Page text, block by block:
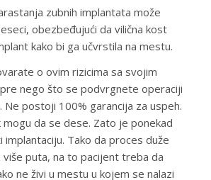
zubnih implantata može
obezbeđujući da vilična kost
kako bi ga učvrstila na mestu.
o ovim rizicima sa svojim
nego što se podvrgnete operaciji
Ne postoji 100% garancija za uspeh.
mogu da se dese. Zato je ponekad
Tako da proces duže
puta, na to pacijent treba da
ne živi u mestu u kojem se nalazi